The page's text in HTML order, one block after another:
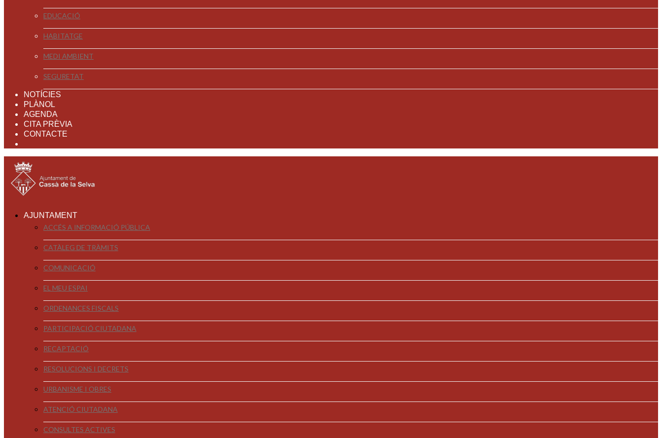
EDUCACIÓ
HABITATGE
MEDI AMBIENT
SEGURETAT
NOTÍCIES
PLÀNOL
AGENDA
CITA PRÈVIA
CONTACTE
AJUNTAMENT
ACCÉS A INFORMACIÓ PÚBLICA
CATÀLEG DE TRÀMITS
COMUNICACIÓ
EL MEU ESPAI
ORDENANCES FISCALS
PARTICIPACIÓ CIUTADANA
RECAPTACIÓ
RESOLUCIONS I DECRETS
URBANISME I OBRES
ATENCIÓ CIUTADANA
CONSULTES ACTIVES